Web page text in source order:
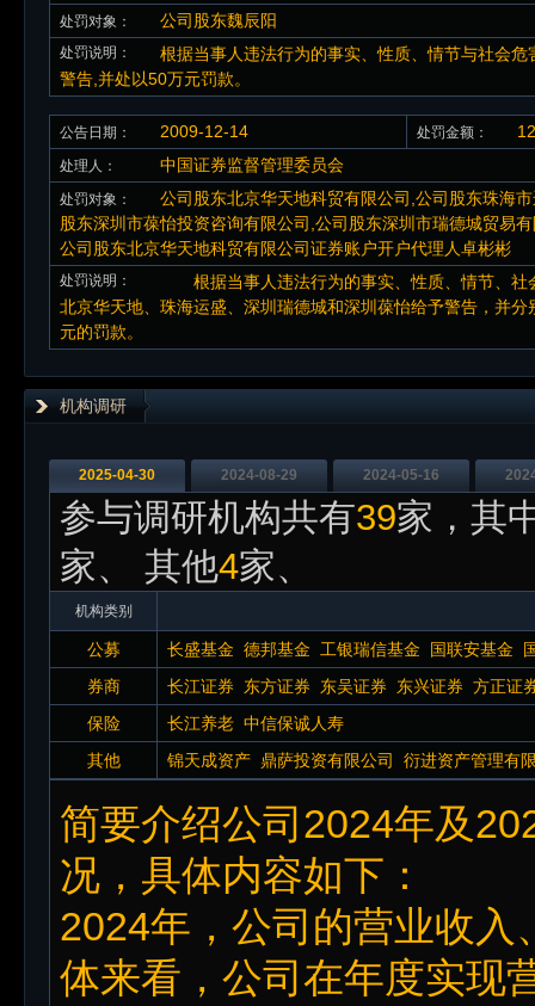
处罚对象： 公司股东魏辰阳
处罚说明：
根据当事人违法行为的事实、性质、情节与社会
警告,并处以50万元罚款。
公告日期： 2009-12-14 处罚金额：
处理人： 中国证券监督管理委员会
处罚对象：
公司股东北京华天地科贸有限公司,公司股东珠海
股东深圳市葆怡投资咨询有限公司,公司股东深圳市瑞德城贸易
公司股东北京华天地科贸有限公司证券账户开户代理人卓彬彬
处罚说明：
根据当事人违法行为的事实、性质、情节、
北京华天地、珠海运盛、深圳瑞德城和深圳葆怡给予警告，
元的罚款。
机构调研
2025-04-30 2024-08-29 2024-05-16
参与调研机构共有39家，其
家、 其他4家、
机构类别
公募 长盛基金 德邦基金 工银瑞信基金 国联安基金
基金 中加基金
券商 长江证券 东方证券 东吴证券 东兴证券 方正证
券
华福证券 华泰证券
保险 长江养老 中信保诚人寿
其他
锦天成资产 鼎萨投资有限公司 衍进资产管理有
简要介绍公司2024年及
况，具体内容如下：
2024年，公司的营业收
体来看，公司在年度实现